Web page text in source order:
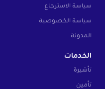
سياسة الاسترجاع
سياسة الخصوصية
المدونة
الخدمات
تأشيرة
تأمين